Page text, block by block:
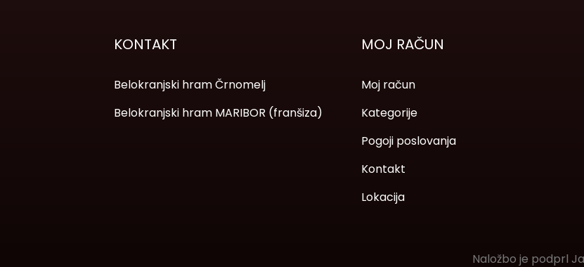
KONTAKT
Belokranjski hram Črnomelj
Belokranjski hram MARIBOR (franšiza)
MOJ RAČUN
Moj račun
Kategorije
Pogoji poslovanja
Kontakt
Lokacija
Naložbo je podprl